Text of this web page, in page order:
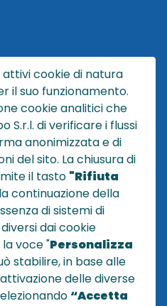
attivi cookie di natura
il suo funzionamento.
cookie analitici che
S.r.l. di verificare i flussi
anonimizzata e di
del sito. La chiusura di
il tasto "Rifiuta
continuazione della
di sistemi di
dai cookie
voce "Personalizza
stabilire, in base alle
delle diverse
“Accetta